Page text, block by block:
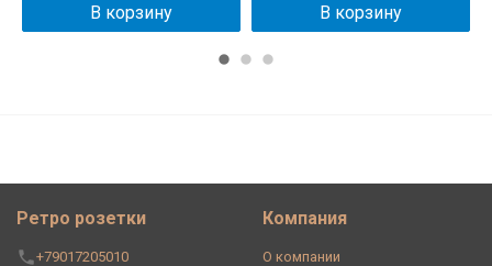
В корзину В корзину
Ретро розетки
+79017205010
Компания
О компании